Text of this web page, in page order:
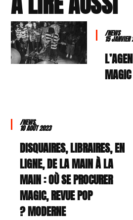
/NEWS
15
MAGIC
/NEWS
10 AOÛT 2023
DISQUAIRES, LIBRAIRES, EN
LIGNE, DE LA MAIN À LA
MAIN : OÙ SE PROCURER
MAGIC, REVUE POP
MODERNE ?